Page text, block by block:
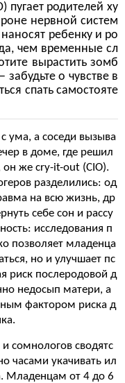
пугает родителей ху
нервной систем
ребенку и ро
чем временные сл
вырастить зомб
о чувстве в
спать самостояте
ума, а соседи вызыва
в доме, где решил
же cry-it-out (CIO).
разделились: од
на всю жизнь, др
себе сон и рассу
исследования п
позволяет младенца
но и улучшает пс
риск послеродовой д
недосып матери, а
фактором риска д
сомнологов сводятс
часами укачивать ил
Младенцам от 4 до 6